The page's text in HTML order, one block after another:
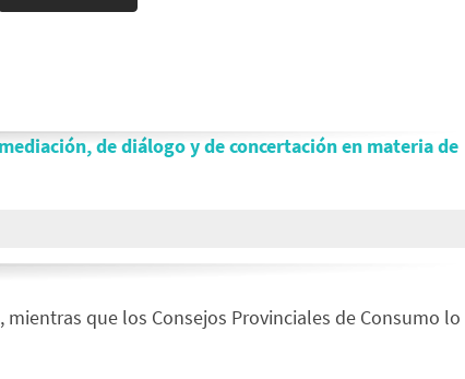
de diálogo y de concertación en materia de
que los Consejos Provinciales de Consumo lo